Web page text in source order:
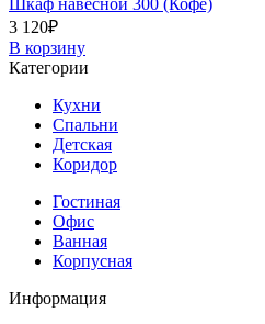
Шкаф навесной 300 (Кофе)
3 120₽
В корзину
Категории
Кухни
Спальни
Детская
Коридор
Гостиная
Офис
Ванная
Корпусная
Информация